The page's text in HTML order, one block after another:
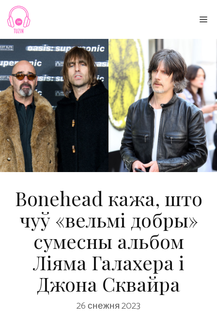
Skip
content
Bonehead кажа, што
чуў «вельмі добры»
сумесны альбом
Ліяма Галахера і
Джона Сквайра
26 снежня 2023